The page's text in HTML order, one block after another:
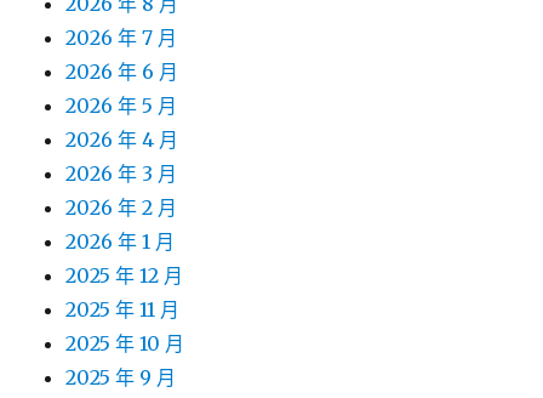
2026 年 7 月
2026 年 6 月
2026 年 5 月
2026 年 4 月
2026 年 3 月
2026 年 2 月
2026 年 1 月
2025 年 12 月
2025 年 11 月
2025 年 10 月
2025 年 9 月